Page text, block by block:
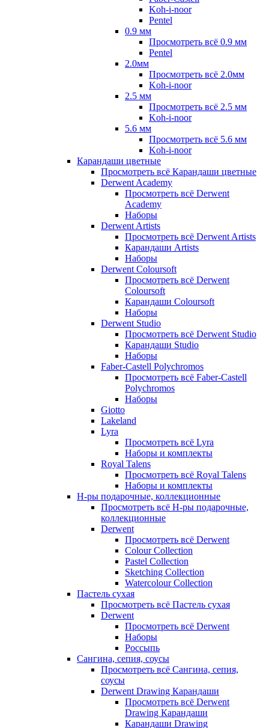
Koh-i-noor
Pentel
0.9 мм
Просмотреть всё 0.9 мм
Pentel
2.0мм
Просмотреть всё 2.0мм
Koh-i-noor
2.5 мм
Просмотреть всё 2.5 мм
Koh-i-noor
5.6 мм
Просмотреть всё 5.6 мм
Koh-i-noor
Карандаши цветные
Просмотреть всё Карандаши цветные
Derwent Academy
Просмотреть всё Derwent
Academy
Наборы
Derwent Artists
Просмотреть всё Derwent Artists
Карандаши Artists
Наборы
Derwent Coloursoft
Просмотреть всё Derwent
Coloursoft
Карандаши Coloursoft
Наборы
Derwent Studio
Просмотреть всё Derwent Studio
Карандаши Studio
Наборы
Faber-Castell Polychromos
Просмотреть всё Faber-Castell
Polychromos
Наборы
Giotto
Lakeland
Lyra
Просмотреть всё Lyra
Наборы и комплекты
Royal Talens
Просмотреть всё Royal Talens
Наборы и комплекты
Н-ры подарочные, коллекционные
Просмотреть всё Н-ры подарочные,
коллекционные
Derwent
Просмотреть всё Derwent
Colour Collection
Pastel Collection
Sketching Collection
Watercolour Collection
Пастель сухая
Просмотреть всё Пастель сухая
Derwent
Просмотреть всё Derwent
Наборы
Россыпь
Сангина, сепия, соусы
Просмотреть всё Сангина, сепия,
соусы
Derwent Drawing Карандаши
Просмотреть всё Derwent
Drawing Карандаши
Карандаши Drawing